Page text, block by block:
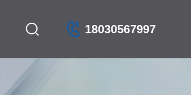
18030567997